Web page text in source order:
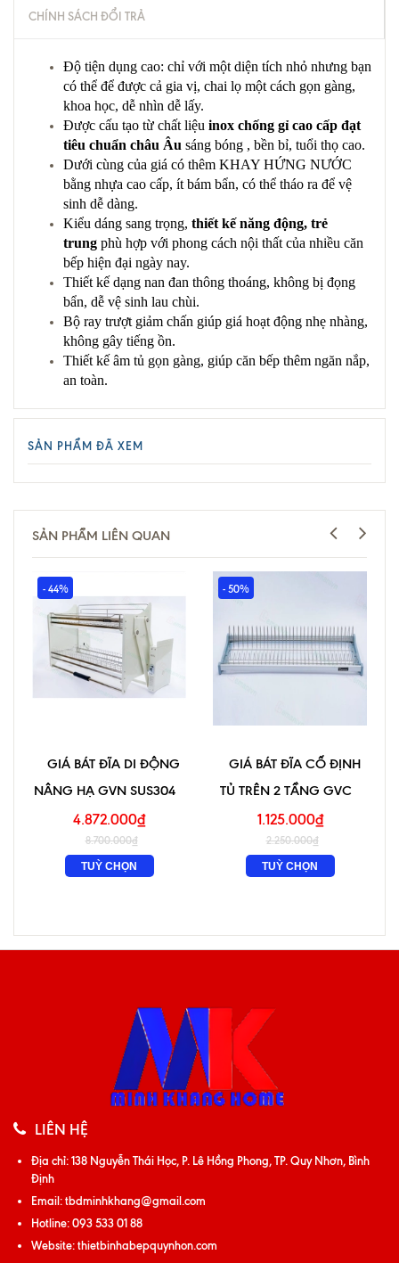
CHÍNH SÁCH ĐỔI TRẢ
Độ tiện dụng cao: chỉ với một diện tích nhỏ nhưng bạn
có thể để được cả gia vị, chai lọ một cách gọn gàng,
khoa học, dễ nhìn dễ lấy.
Được cấu tạo từ chất liệu inox chống gỉ cao cấp đạt
tiêu chuẩn châu Âu sáng bóng , bền bỉ, tuổi thọ cao.
Dưới cùng của giá có thêm KHAY HỨNG NƯỚC
bằng nhựa cao cấp, ít bám bẩn, có thể tháo ra để vệ
sinh dễ dàng.
Kiểu dáng sang trọng, thiết kế năng động, trẻ
trung phù hợp với phong cách nội thất của nhiều căn
bếp hiện đại ngày nay.
Thiết kế dạng nan đan thông thoáng, không bị đọng
bẩn, dễ vệ sinh lau chùi.
Bộ ray trượt giảm chấn giúp giá hoạt động nhẹ nhàng,
không gây tiếng ồn.
Thiết kế âm tủ gọn gàng, giúp căn bếp thêm ngăn nắp,
an toàn.
SẢN PHẨM ĐÃ XEM
SẢN PHẨM LIÊN QUAN
- 44%
GIÁ BÁT ĐĨA DI ĐỘNG
NÂNG HẠ GVN SUS304
4.872.000₫
8.700.000₫
TUỲ CHỌN
- 50%
GIÁ BÁT ĐĨA CỐ ĐỊNH
TỦ TRÊN 2 TẦNG GVC
1.125.000₫
2.250.000₫
TUỲ CHỌN
LIÊN HỆ
Địa chỉ:138 Nguyễn Thái Học, P. Lê Hồng Phong, TP. Quy Nhơn, Bình
Định
Email:tbdminhkhang@gmail.com
Hotline:093 533 01 88
Website:thietbinhabepquynhon.com